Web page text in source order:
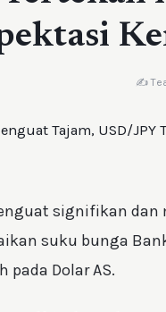
✍️
signifikan dan
suku bunga
pada Dolar AS.